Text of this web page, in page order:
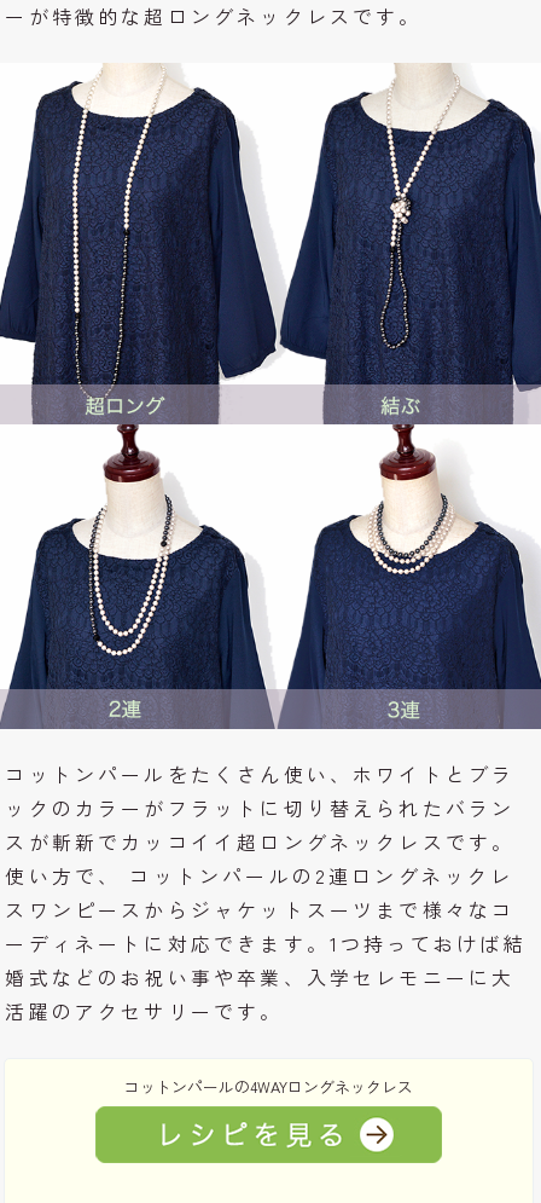
ーが特徴的な超ロングネックレスです。
コットンパールをたくさん使い、ホワイトとブラ
ックのカラーがフラットに切り替えられたバラン
スが斬新でカッコイイ超ロングネックレスです。
使い方で、 コットンパールの2連ロングネックレ
スワンピースからジャケットスーツまで様々なコ
ーディネートに対応できます。1つ持っておけば結
婚式などのお祝い事や卒業、入学セレモニーに大
活躍のアクセサリーです。
コットンパールの4WAYロングネックレス